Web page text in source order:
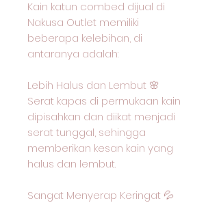
Kain katun combed dijual di
Nakusa Outlet memiliki
beberapa kelebihan, di
antaranya adalah:
Lebih Halus dan Lembut 🌸
Serat kapas di permukaan kain
dipisahkan dan diikat menjadi
serat tunggal, sehingga
memberikan kesan kain yang
halus dan lembut.
Sangat Menyerap Keringat 💦